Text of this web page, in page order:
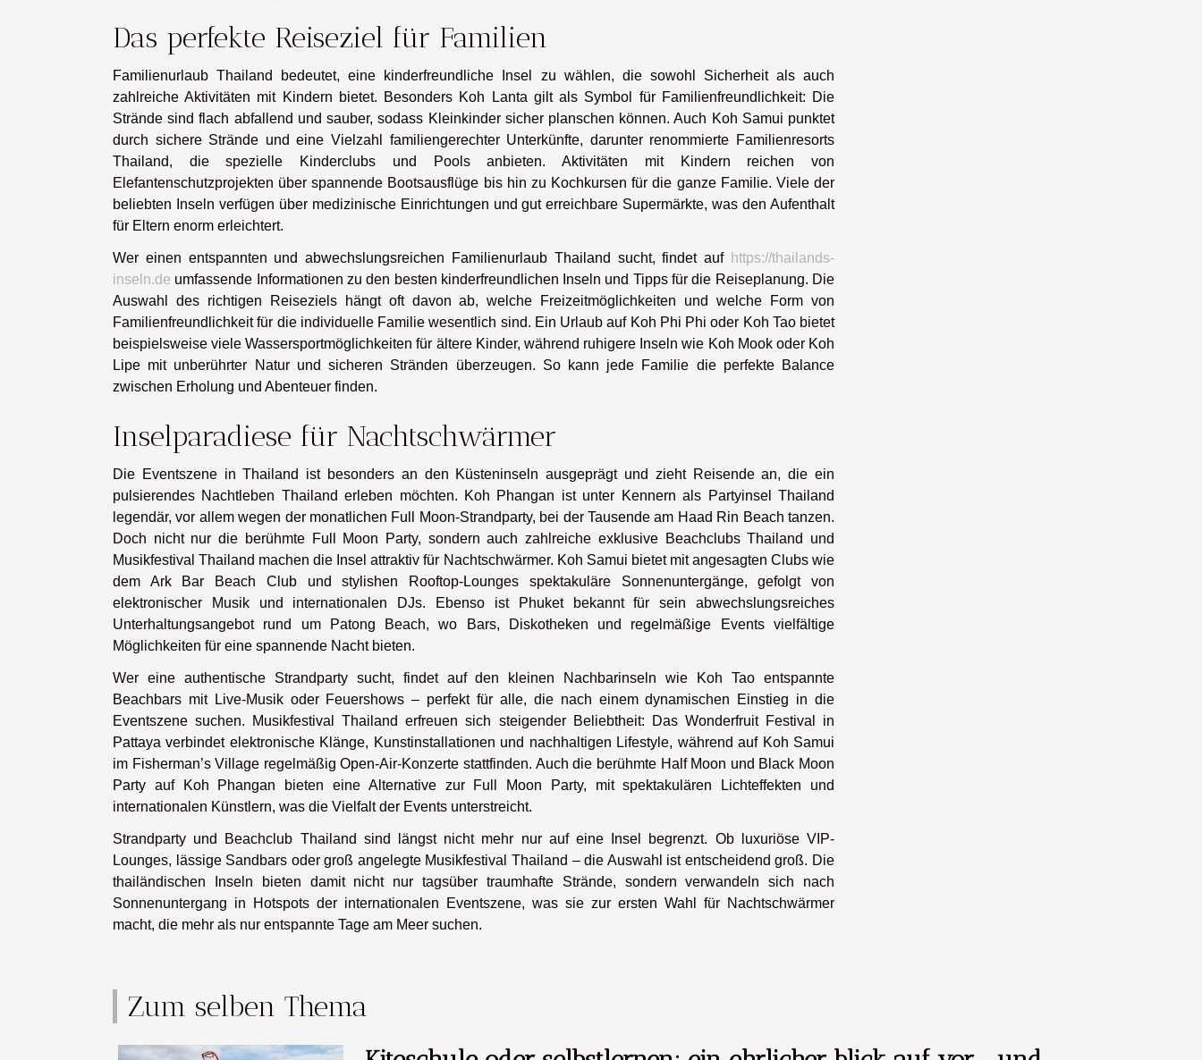
Das perfekte Reiseziel für Familien
Familienurlaub Thailand bedeutet, eine kinderfreundliche Insel zu wählen, die sowohl Sicherheit als auch
zahlreiche Aktivitäten mit Kindern bietet. Besonders Koh Lanta gilt als Symbol für Familienfreundlichkeit: Die
Strände sind flach abfallend und sauber, sodass Kleinkinder sicher planschen können. Auch Koh Samui punktet
durch sichere Strände und eine Vielzahl familiengerechter Unterkünfte, darunter renommierte Familienresorts
Thailand, die spezielle Kinderclubs und Pools anbieten. Aktivitäten mit Kindern reichen von
Elefantenschutzprojekten über spannende Bootsausflüge bis hin zu Kochkursen für die ganze Familie. Viele der
beliebten Inseln verfügen über medizinische Einrichtungen und gut erreichbare Supermärkte, was den Aufenthalt
für Eltern enorm erleichtert.
Wer einen entspannten und abwechslungsreichen Familienurlaub Thailand sucht, findet auf https://thailands-
inseln.de umfassende Informationen zu den besten kinderfreundlichen Inseln und Tipps für die Reiseplanung. Die
Auswahl des richtigen Reiseziels hängt oft davon ab, welche Freizeitmöglichkeiten und welche Form von
Familienfreundlichkeit für die individuelle Familie wesentlich sind. Ein Urlaub auf Koh Phi Phi oder Koh Tao bietet
beispielsweise viele Wassersportmöglichkeiten für ältere Kinder, während ruhigere Inseln wie Koh Mook oder Koh
Lipe mit unberührter Natur und sicheren Stränden überzeugen. So kann jede Familie die perfekte Balance
zwischen Erholung und Abenteuer finden.
Inselparadiese für Nachtschwärmer
Die Eventszene in Thailand ist besonders an den Küsteninseln ausgeprägt und zieht Reisende an, die ein
pulsierendes Nachtleben Thailand erleben möchten. Koh Phangan ist unter Kennern als Partyinsel Thailand
legendär, vor allem wegen der monatlichen Full Moon-Strandparty, bei der Tausende am Haad Rin Beach tanzen.
Doch nicht nur die berühmte Full Moon Party, sondern auch zahlreiche exklusive Beachclubs Thailand und
Musikfestival Thailand machen die Insel attraktiv für Nachtschwärmer. Koh Samui bietet mit angesagten Clubs wie
dem Ark Bar Beach Club und stylishen Rooftop-Lounges spektakuläre Sonnenuntergänge, gefolgt von
elektronischer Musik und internationalen DJs. Ebenso ist Phuket bekannt für sein abwechslungsreiches
Unterhaltungsangebot rund um Patong Beach, wo Bars, Diskotheken und regelmäßige Events vielfältige
Möglichkeiten für eine spannende Nacht bieten.
Wer eine authentische Strandparty sucht, findet auf den kleinen Nachbarinseln wie Koh Tao entspannte
Beachbars mit Live-Musik oder Feuershows – perfekt für alle, die nach einem dynamischen Einstieg in die
Eventszene suchen. Musikfestival Thailand erfreuen sich steigender Beliebtheit: Das Wonderfruit Festival in
Pattaya verbindet elektronische Klänge, Kunstinstallationen und nachhaltigen Lifestyle, während auf Koh Samui
im Fisherman’s Village regelmäßig Open-Air-Konzerte stattfinden. Auch die berühmte Half Moon und Black Moon
Party auf Koh Phangan bieten eine Alternative zur Full Moon Party, mit spektakulären Lichteffekten und
internationalen Künstlern, was die Vielfalt der Events unterstreicht.
Strandparty und Beachclub Thailand sind längst nicht mehr nur auf eine Insel begrenzt. Ob luxuriöse VIP-
Lounges, lässige Sandbars oder groß angelegte Musikfestival Thailand – die Auswahl ist entscheidend groß. Die
thailändischen Inseln bieten damit nicht nur tagsüber traumhafte Strände, sondern verwandeln sich nach
Sonnenuntergang in Hotspots der internationalen Eventszene, was sie zur ersten Wahl für Nachtschwärmer
macht, die mehr als nur entspannte Tage am Meer suchen.
Zum selben Thema